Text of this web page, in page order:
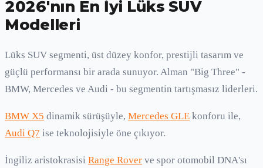
2026'nın En İyi Lüks SUV
Modelleri
Lüks SUV segmenti, üst düzey konfor, prestijli tasarım ve
güçlü performansı bir arada sunuyor. Alman "Big Three" -
BMW, Mercedes ve Audi - bu segmentin tartışmasız liderleri.
BMW X5 dinamik sürüşüyle, Mercedes GLE konforu ile,
Audi Q7 ise teknolojisiyle öne çıkıyor.
İngiliz aristokrasisi Range Rover ve spor otomobil DNA'sı